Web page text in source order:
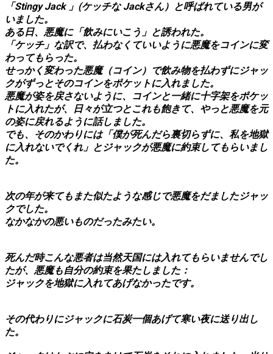
「Stingy Jack 」(ケッチな Jackさん）と呼ばれている男が
いました。
ある日、悪魔に「飲みにいこう」と誘われた。
「ケッチ」な訳で、払わなくていいように悪魔をコインに変
わってもらった。
せっかく変わった悪魔（コイン）で飲み物を払わずにジャッ
クがずっとそのコインをポケットに入れました。
悪魔が姿を戻さないように、コインと一緒に十字架をポケッ
トに入れたが、日々が立つとこれも飽きて、やっと悪魔を元
の姿に戻れるように話しました。
でも、そのかわりには「僕が死んだら裏切らずに、私を地獄
に入れないでくれ」とジャックが悪魔に約束してもらいまし
た。
次の年が来てもまた似たような感じで悪魔をだましたジャッ
クでした。
なかなかの悪いものだったみたい。
死んだ時こんな悪者は当然天国には入れてもらいませんでし
たが、悪魔も自分の約束を果たしました：
ジャックを地獄に入れてあげなかったです。
その代わりにジャックに石炭一個あげて寒い夜に送り出し
た。